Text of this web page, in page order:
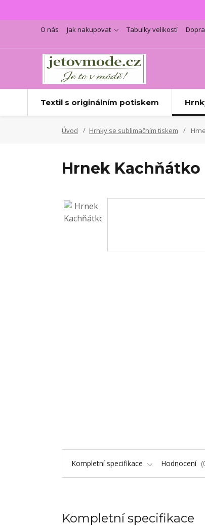
O nás Jak nakupovat Tabulky velikostí
Textil s originálním potiskem
Úvod Hrnky se sublimačním tiskem
Hrnek Kachňátko
Kompletní specifikace Hodnocení
Kompletní specifikace